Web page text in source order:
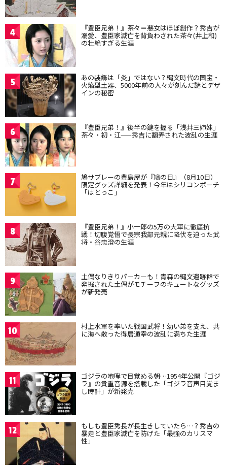
4 『豊臣兄弟！』茶々＝悪女はほぼ創作？秀吉が
溺愛、豊臣家滅亡を背負わされた茶々(井上和)
の壮絶すぎる生涯
5 あの装飾は「炎」ではない？縄文時代の国宝・
火焔型土器、5000年前の人々が刻んだ謎とデザ
インの秘密
6 『豊臣兄弟！』後半の鍵を握る「浅井三姉妹」
茶々・初・江——秀吉に翻弄された波乱の生涯
7 鳩サブレーの豊島屋が『鳩の日』（8月10日）
限定グッズ詳細を発表！今年はシリコンポーチ
「はとっこ」
8 『豊臣兄弟！』小一郎の5万の大軍に徹底抗
戦！切腹覚悟で長宗我部元親に降伏を迫った武
将・谷忠澄の生涯
9 土偶なりきりパーカーも！青森の縄文遺跡群で
発掘された土偶がモチーフのキュートなグッズ
が新発売
10 村上水軍を率いた戦国武将！幼い弟を支え、共
に海へ散った得居通幸の波乱に満ちた生涯
11 ゴジラの咆哮で目覚める朝…1954年公開『ゴジ
ラ』の貴重音源を搭載した「ゴジラ音声目覚ま
し時計」が新発売
12 もしも豊臣秀長が長生きしていたら…？秀吉の
暴走と豊臣家滅亡を防げた「最強のカリスマ
性」